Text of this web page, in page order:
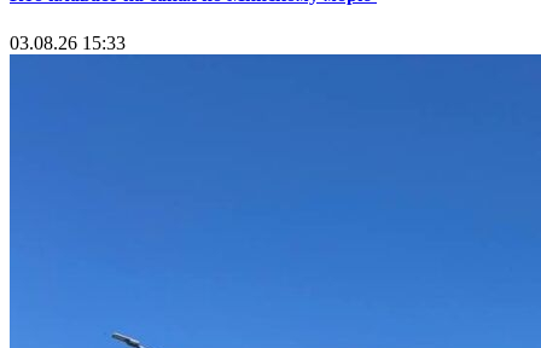
03.08.26 15:33